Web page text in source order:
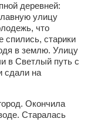
деревней:
улицу
что
спились, старики
в землю. Улицу
в Светлый путь с
сдали на
Окончила
Старалась